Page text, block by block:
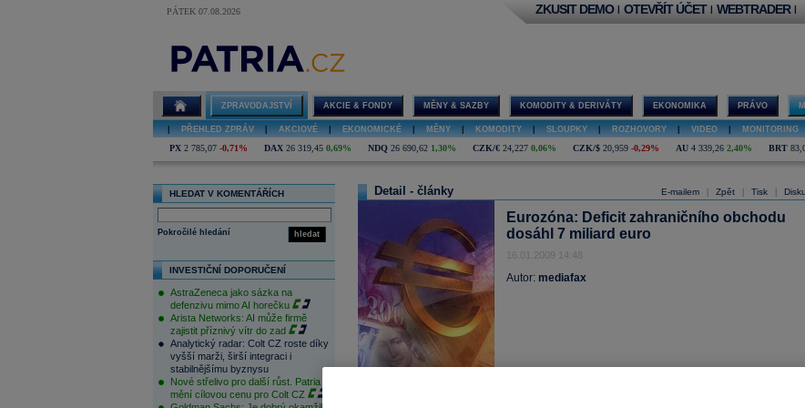
PÁTEK 07.08.2026 ZKUSIT DEMO | OTEVŘÍT ÚČET | WEBTRADER |
ZPRAVODAJSTVÍ AKCIE & FONDY MĚNY & SAZBY KOMODITY & DERIVÁTY EKONOMIKA PRÁVO
PŘEHLED ZPRÁV AKCIOVÉ EKONOMICKÉ MĚNY KOMODITY SLOUPKY ROZHOVORY VIDEO MONITORING
PX 2 785,07 -0,71% DAX 26 319,45 0,69% NDQ 26 690,62 1,30% CZK/€ 24,227 0,06% CZK/$ 20,959 -0,29% AU 4 339,26 2,40% BRT
HLEDAT V KOMENTÁŘÍCH
hledat
Pokročilé hledání
INVESTIČNÍ DOPORUČENÍ
AstraZeneca jako sázka na
defenzivu mimo AI horečku
Arista Networks: AI může firmě
zajistit příznivý vítr do zad
Analytický radar: Colt CZ roste díky
vyšší marži, širší integraci i
stabilnějšímu byznysu
Nové střelivo pro další růst. Patria
mění cílovou cenu pro Colt CZ
E-mailem Zpět Tisk
Detail - články
Eurozóna: Deficit zahraničního obchodu
dosáhl 7 miliard euro
16.01.2009 14:48
Autor: mediafax